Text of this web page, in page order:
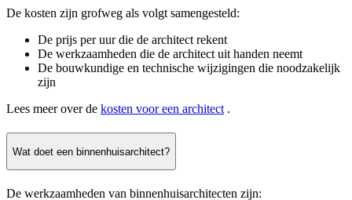
De kosten zijn grofweg als volgt samengesteld:
De prijs per uur die de architect rekent
De werkzaamheden die de architect uit handen neemt
De bouwkundige en technische wijzigingen die noodzakelijk
zijn
Lees meer over de kosten voor een architect .
Wat doet een binnenhuisarchitect?
De werkzaamheden van binnenhuisarchitecten zijn: